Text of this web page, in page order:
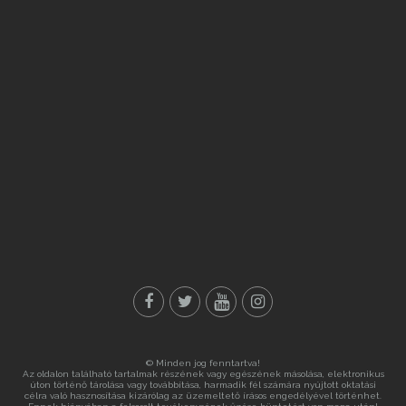
© Minden jog fenntartva!
Az oldalon található tartalmak részének vagy egészének másolása, elektronikus
úton történő tárolása vagy továbbítása, harmadik fél számára nyújtott oktatási
célra való hasznosítása kizárólag az üzemeltető írásos engedélyével történhet.